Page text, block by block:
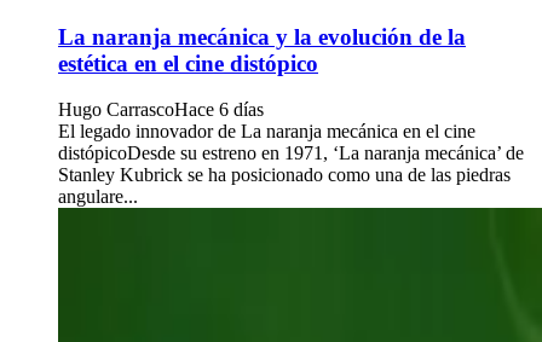
La naranja mecánica y la evolución de la
estética en el cine distópico
Hugo CarrascoHace 6 días
El legado innovador de La naranja mecánica en el cine
distópicoDesde su estreno en 1971, ‘La naranja mecánica’ de
Stanley Kubrick se ha posicionado como una de las piedras
angulare...